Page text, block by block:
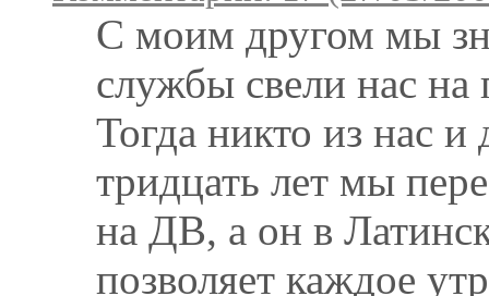
С моим другом мы
службы свели нас на
Тогда никто из нас и
тридцать лет мы
на ДВ, а он в
позволяет каждое